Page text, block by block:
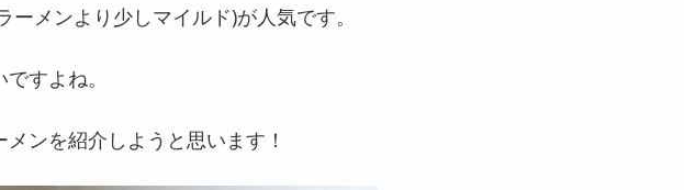
メンより少しマイルド)が人気です。
すよね。
ンを紹介しようと思います！